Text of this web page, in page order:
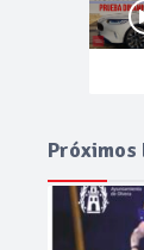
Próximos